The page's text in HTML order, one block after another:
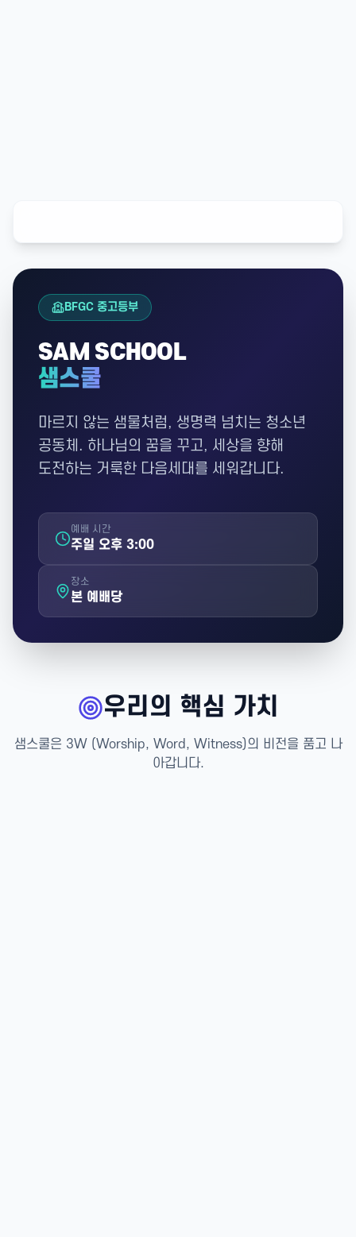
BFGC 중고등부
SAM SCHOOL
샘스쿨
마르지 않는 샘물처럼, 생명력 넘치는 청소년
공동체. 하나님의 꿈을 꾸고, 세상을 향해
도전하는 거룩한 다음세대를 세워갑니다.
예배 시간
주일 오후 3:00
장소
본 예배당
우리의 핵심 가치
샘스쿨은 3W (Worship, Word, Witness)의 비전을 품고 나
아갑니다.